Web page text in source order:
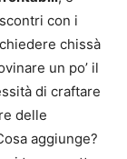
con i
chissà
un po’ il
di craftare
delle
aggiunge?